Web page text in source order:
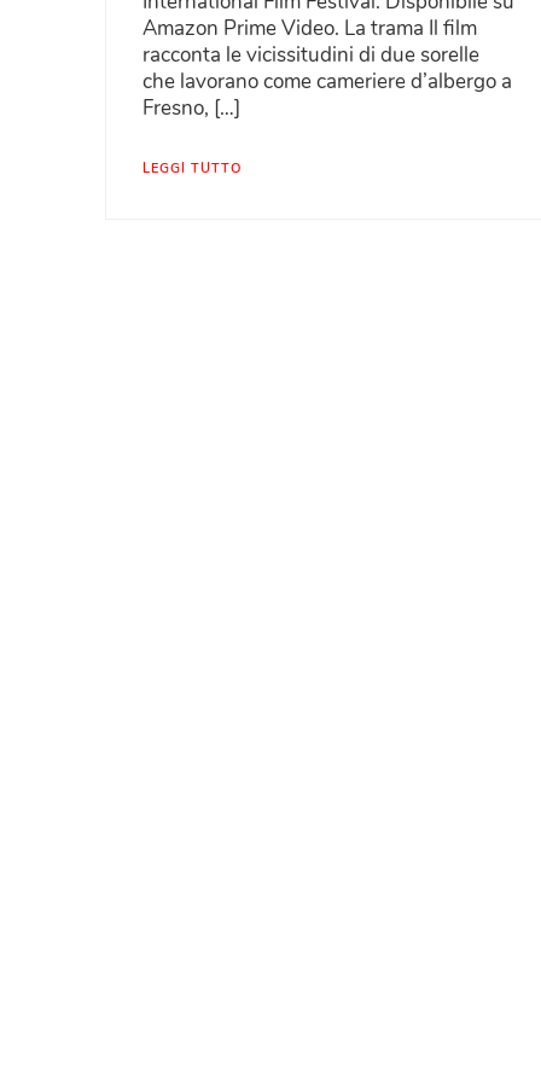
Amazon Prime Video. La trama Il film
racconta le vicissitudini di due sorelle
che lavorano come cameriere d’albergo a
Fresno, […]
LEGGI TUTTO